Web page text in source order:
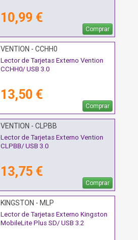
10,99 €
Comprar
VENTION - CCHH0
Lector de Tarjetas Externo Vention
CCHH0/ USB 3.0
13,50 €
Comprar
VENTION - CLPBB
Lector de Tarjetas Externo Vention
CLPBB/ USB 3.0
13,75 €
Comprar
KINGSTON - MLP
Lector de Tarjetas Externo Kingston
MobileLite Plus SD/ USB 3.2